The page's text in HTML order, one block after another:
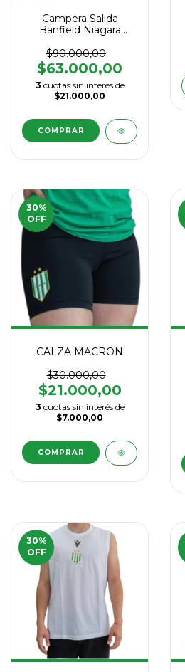
Campera Salida
Banfield Niagara
$90.000,00
$63.000,00
3 cuotas sin interés de
$21.000,00
COMPRAR
30%
OFF
CALZA MACRON
$30.000,00
$21.000,00
3 cuotas sin interés de
$7.000,00
COMPRAR
30%
OFF